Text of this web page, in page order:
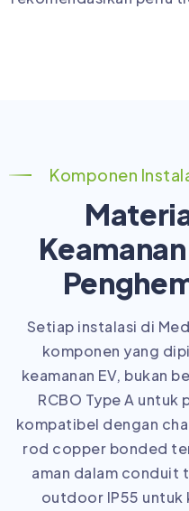
Komponen
Setiap instalasi di
komponen yang
keamanan EV, bukan
RCBO Type A
kompatibel dengan
rod copper bonded
aman dalam
outdoor IP55 untuk